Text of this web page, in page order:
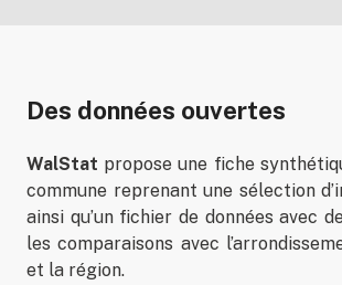
Des données ouvertes
WalStat propose une fiche
commune reprenant une sélection
ainsi qu’un fichier de données avec
les comparaisons avec
et la région.